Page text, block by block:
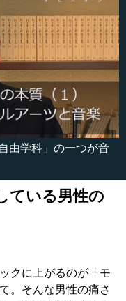
由学科」の一つが音
ている男性の
クに上がるのが「モ
。そんな男性の痛さ